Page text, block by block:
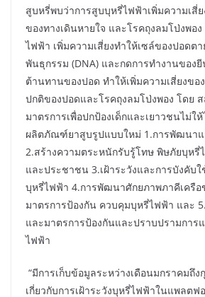
สูบหรี่พบว่าการสูบบุหรี่ไฟฟ้าเพิ่มความเสี่ย
ของทางเดินหายใจ และโรคถุงลมโป่งพอ
ไฟฟ้า เพิ่มความเสี่ยงทำให้เซล์ของปอดต
พันธุกรรม (DNA) และกดการทำงานของ
ต้านทานของปอด ทำให้เพิ่มความเสี่ยงขอ
ปกติของปอดและโรคถุงลมโป่งพอง โดย
มาตรการเพื่อปกป้องเด็กและเยาวชนไม่ใ
ผลิตภัณฑ์ยาสูบรูปแบบใหม่ 1.การพัฒนาแ
2.สร้างความตระหนักรับรู้โทษ พิษภัยบุหรี่
และประชาชน 3.เฝ้าระวังและการบังคับ
บุหรี่ไฟฟ้า 4.การพัฒนาศักยภาพภาคีเครื
มาตรการป้องกัน ควบคุมบุหรี่ไฟฟ้า และ
และมาตรการป้องกันและปราบปรามการ
ไฟฟ้า
“มีการเก็บข้อมูลระหว่างเดือนมกราคมถึ
เกี่ยวกับการเฝ้าระวังบุหรี่ไฟฟ้าในแพลต